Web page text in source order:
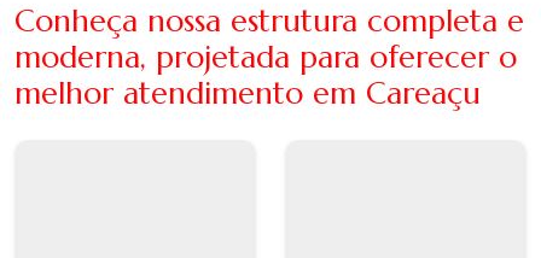
Conheça nossa estrutura completa e
moderna, projetada para oferecer o
melhor atendimento em Careaçu